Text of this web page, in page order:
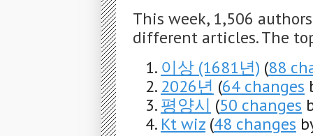
This week, 1,506
different articles. The
이상 (1681년) (88
2026년 (64 changes
평양시 (50 changes
Kt wiz (48 changes